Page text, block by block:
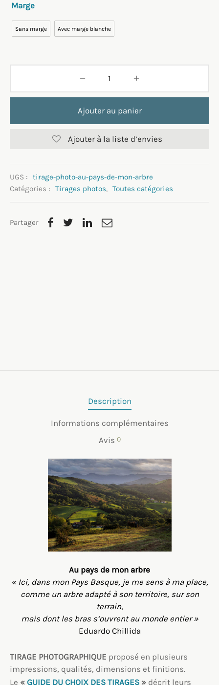
Marge
Sans marge Avec marge blanche
Ajouter au panier
Ajouter à la liste d’envies
UGS :
tirage-photo-au-pays-de-mon-arbre
Catégories :
Tirages photos, Toutes catégories
Partager
Description
Informations complémentaires
Avis 0
Au pays de mon arbre
« Ici, dans mon Pays Basque, je me sens à ma place,
comme un arbre adapté à son territoire, sur son
terrain,
mais dont les bras s’ouvrent au monde entier »
Eduardo Chillida
TIRAGE PHOTOGRAPHIQUE proposé en plusieurs
impressions, qualités, dimensions et finitions.
Le « GUIDE DU CHOIX DES TIRAGES » décrit leurs